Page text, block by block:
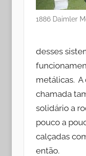
1886 Daimler
desses
metálicas. A
chamada
solidário a
pouco a
calçadas
então.